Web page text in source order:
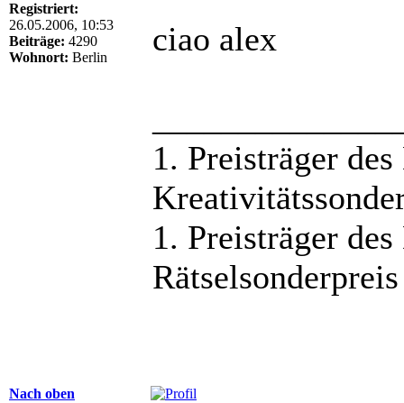
Registriert:
26.05.2006, 10:53
Beiträge: 4290
Wohnort: Berlin ciao alex
1. Preisträger
1. Preisträger
Rätselsonderpreis
Nach oben